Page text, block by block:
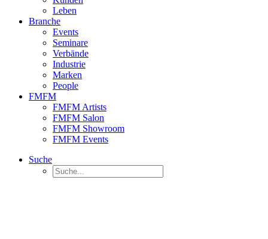
Leben
Branche
Events
Seminare
Verbände
Industrie
Marken
People
FMFM
FMFM Artists
FMFM Salon
FMFM Showroom
FMFM Events
Suche